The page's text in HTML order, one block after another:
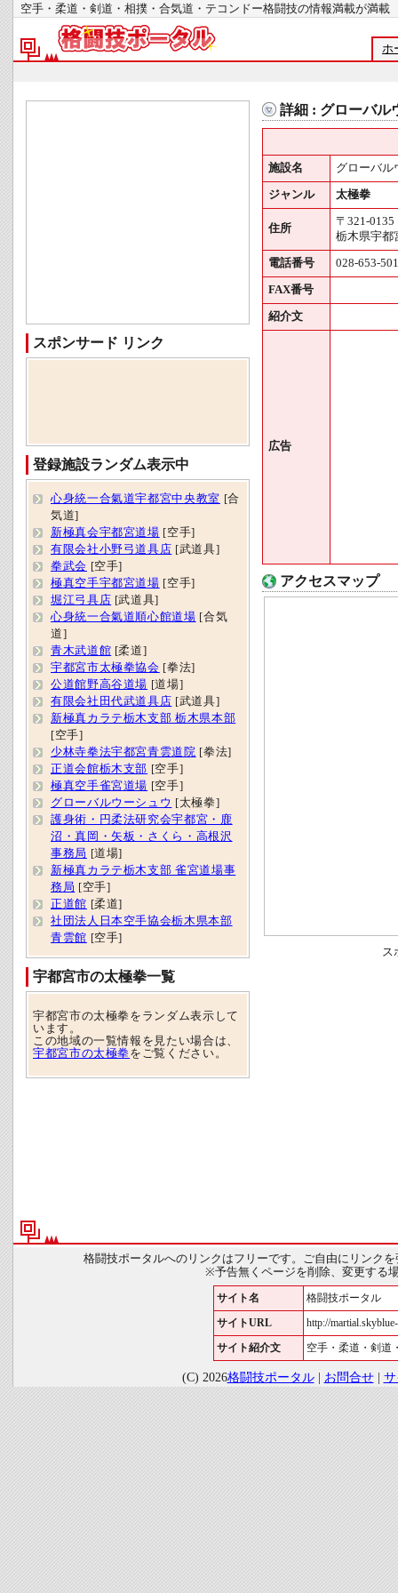
空手・柔道・剣道・相撲・合気道・テコンドー格闘技の情報満載が
ホ
詳細 : グローバル
施設名 グローバル
ジャンル 太極拳
住所
〒321-0135
栃木県宇都
電話番号 028-653-
FAX番号
紹介文
広告
アクセスマップ
ス
スポンサード リンク
登録施設ランダム表示中
心身統一合氣道宇都宮中央教室 [合
気道]
新極真会宇都宮道場 [空手]
有限会社小野弓道具店 [武道具]
拳武会 [空手]
極真空手宇都宮道場 [空手]
堀江弓具店 [武道具]
心身統一合氣道順心館道場 [合気
道]
青木武道館 [柔道]
宇都宮市太極拳協会 [拳法]
公道館野高谷道場 [道場]
有限会社田代武道具店 [武道具]
新極真カラテ栃木支部 栃木県本部
[空手]
少林寺拳法宇都宮青雲道院 [拳法]
正道会館栃木支部 [空手]
極真空手雀宮道場 [空手]
グローバルウーシュウ [太極拳]
護身術・円柔法研究会宇都宮・鹿
沼・真岡・矢板・さくら・高根沢
事務局 [道場]
新極真カラテ栃木支部 雀宮道場事
務局 [空手]
正道館 [柔道]
社団法人日本空手協会栃木県本部
青雲館 [空手]
宇都宮市の太極拳一覧
宇都宮市の太極拳をランダム表示して
います。
この地域の一覧情報を見たい場合は、
宇都宮市の太極拳 をご覧ください。
格闘技ポータルへのリンクはフリーです。ご自由にリンク
※予告無くページを削除、変更する
サイト名 格闘技ポータル
サイトURL http://
サイト紹介文 空手・柔道・剣道
(C) 2026格闘技ポータル| お問合せ|